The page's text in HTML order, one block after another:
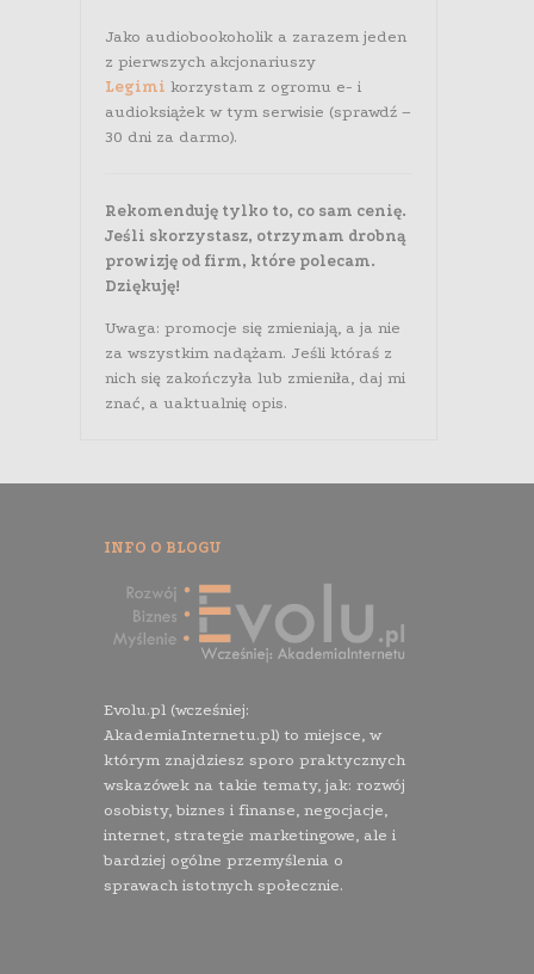
Jako audiobookoholik a zarazem jeden
z pierwszych akcjonariuszy
Legimi korzystam z ogromu e- i
audioksiążek w tym serwisie (sprawdź –
30 dni za darmo).
Rekomenduję tylko to, co sam cenię.
Jeśli skorzystasz, otrzymam drobną
prowizję od firm, które polecam.
Dziękuję!
Uwaga: promocje się zmieniają, a ja nie
za wszystkim nadążam. Jeśli któraś z
nich się zakończyła lub zmieniła, daj mi
znać, a uaktualnię opis.
INFO O BLOGU
Evolu.pl (wcześniej:
AkademiaInternetu.pl) to miejsce, w
którym znajdziesz sporo praktycznych
wskazówek na takie tematy, jak: rozwój
osobisty, biznes i finanse, negocjacje,
internet, strategie marketingowe, ale i
bardziej ogólne przemyślenia o
sprawach istotnych społecznie.